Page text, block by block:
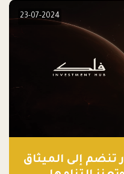
23-07-2024
تنضم إلى الميثاق